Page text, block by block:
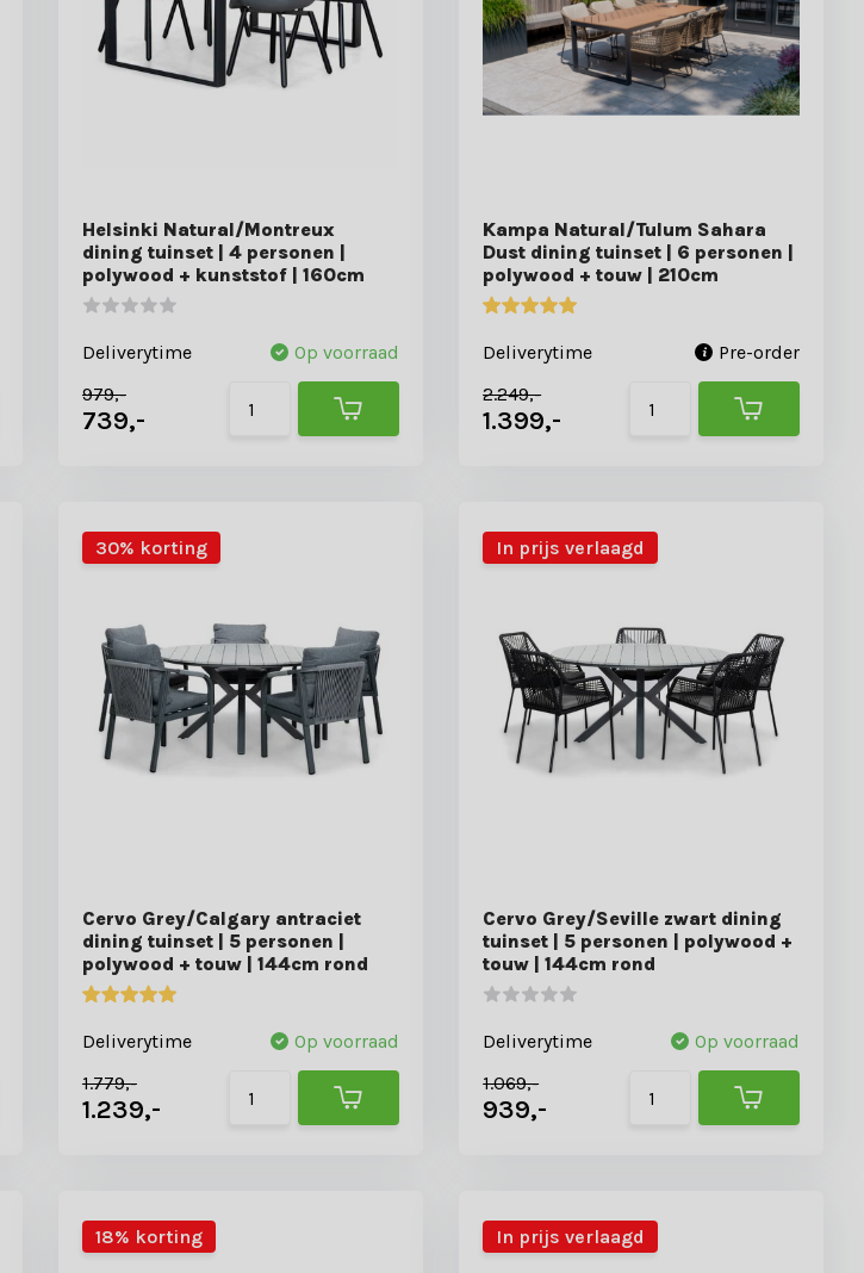
Helsinki Natural/Montreux
dining tuinset | 4 personen |
polywood + kunststof | 160cm
Deliverytime
Op voorraad
979,-
739,-
Kampa Natural/Tulum Sahara
Dust dining tuinset | 6 personen |
polywood + touw | 210cm
Deliverytime
Pre-order
2.249,-
1.399,-
30% korting
Cervo Grey/Calgary antraciet
dining tuinset | 5 personen |
polywood + touw | 144cm rond
Deliverytime
Op voorraad
1.779,-
1.239,-
In prijs verlaagd
Cervo Grey/Seville zwart dining
tuinset | 5 personen | polywood +
touw | 144cm rond
Deliverytime
Op voorraad
1.069,-
939,-
18% korting In prijs verlaagd